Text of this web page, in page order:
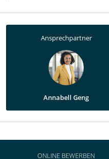
Ansprechpartner
Annabell Geng
ONLINE BEWERBEN